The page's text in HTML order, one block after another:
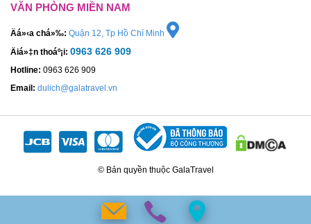
VĂN PHÒNG MIỀN NAM
Äá»‹a chá»‰: Quận 12, Tp Hồ Chí Minh
Äiá»‡n thoáº¡i: 0963 626 909
Hotline: 0963 626 909
Email: dulich@galatravel.vn
© Bản quyền thuộc GalaTravel